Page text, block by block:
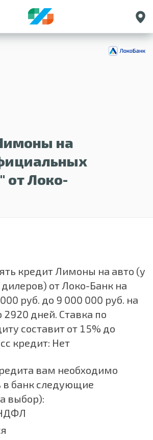
Санкт-Петербург
Екатеринбург
на
от Локо-
кредит Лимоны на авто (у
от Локо-Банк на
руб. до 9 000 000 руб. на
2920 дней. Ставка по
составит от 15% до
кредит: Нет
вам необходимо
в банк следующие
выбор):